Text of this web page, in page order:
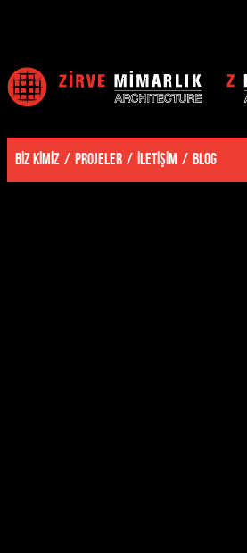
BİZ KİMİZ PROJELER İLETİŞİM BLOG